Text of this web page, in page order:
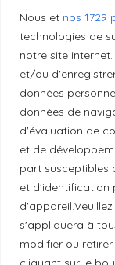
Nous et nos 1729
technologies de
notre site
et/ou
données
données de
d'évaluation de
et de
part susceptibles
et d'identification
s'appliquera à
modifier ou
Liens utiles
Mentions
Politique de
Principes de